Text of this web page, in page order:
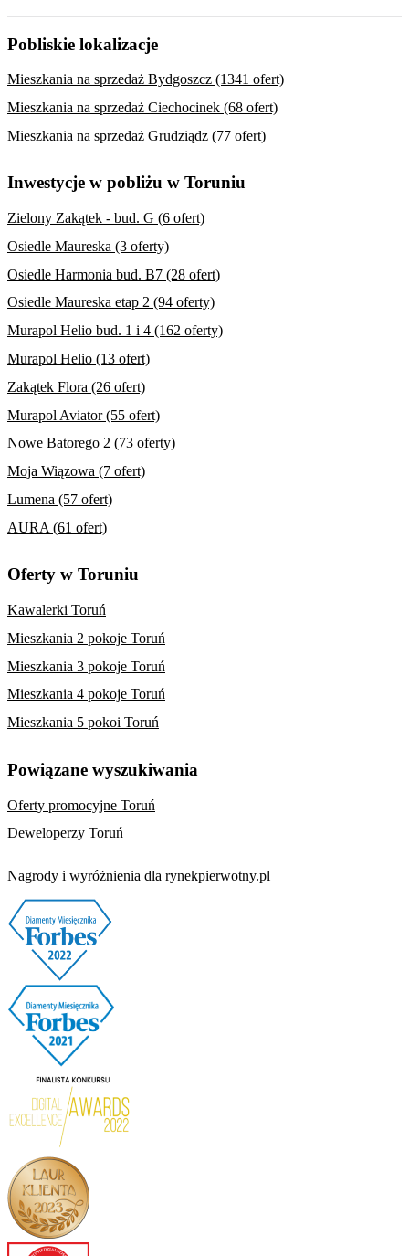
Pobliskie lokalizacje
Mieszkania na sprzedaż Bydgoszcz (1341 ofert)
Mieszkania na sprzedaż Ciechocinek (68 ofert)
Mieszkania na sprzedaż Grudziądz (77 ofert)
Inwestycje w pobliżu w Toruniu
Zielony Zakątek - bud. G (6 ofert)
Osiedle Maureska (3 oferty)
Osiedle Harmonia bud. B7 (28 ofert)
Osiedle Maureska etap 2 (94 oferty)
Murapol Helio bud. 1 i 4 (162 oferty)
Murapol Helio (13 ofert)
Zakątek Flora (26 ofert)
Murapol Aviator (55 ofert)
Nowe Batorego 2 (73 oferty)
Moja Wiązowa (7 ofert)
Lumena (57 ofert)
AURA (61 ofert)
Oferty w Toruniu
Kawalerki Toruń
Mieszkania 2 pokoje Toruń
Mieszkania 3 pokoje Toruń
Mieszkania 4 pokoje Toruń
Mieszkania 5 pokoi Toruń
Powiązane wyszukiwania
Oferty promocyjne Toruń
Deweloperzy Toruń
Nagrody i wyróżnienia dla rynekpierwotny.pl